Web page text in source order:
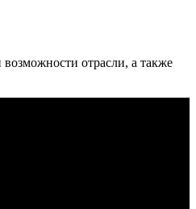
отрасли, а также